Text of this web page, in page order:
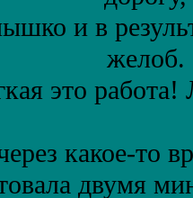
и в
желоб.
это
какое-то
двумя